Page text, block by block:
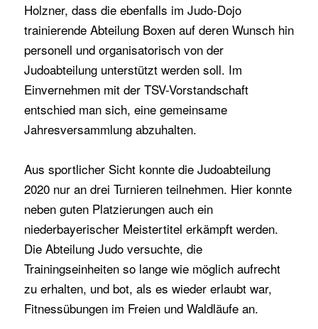
Holzner, dass die ebenfalls im Judo-Dojo
trainierende Abteilung Boxen auf deren Wunsch hin
personell und organisatorisch von der
Judoabteilung unterstützt werden soll. Im
Einvernehmen mit der TSV-Vorstandschaft
entschied man sich, eine gemeinsame
Jahresversammlung abzuhalten.
Aus sportlicher Sicht konnte die Judoabteilung
2020 nur an drei Turnieren teilnehmen. Hier konnte
neben guten Platzierungen auch ein
niederbayerischer Meistertitel erkämpft werden.
Die Abteilung Judo versuchte, die
Trainingseinheiten so lange wie möglich aufrecht
zu erhalten, und bot, als es wieder erlaubt war,
Fitnessübungen im Freien und Waldläufe an.